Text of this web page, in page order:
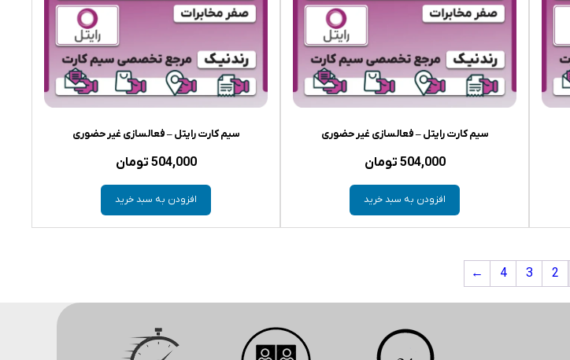
سیم کارت رایتل – فعالسازی غیر حضوری
504,000 تومان
افزودن به سبد خرید
سیم کارت رایتل – فعالسازی غیر حضوری
504,000 تومان
افزودن به سبد خرید
2
3
4
←